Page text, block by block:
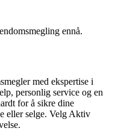
ennå.
med ekspertise i
personlig service og en
for å sikre dine
eller selge. Velg Aktiv